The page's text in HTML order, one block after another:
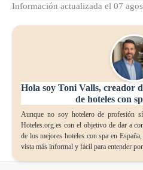
Información actualizada el 07
Hola soy Toni Valls, creador
de hoteles con
Aunque no soy hotelero de profesión
Hoteles.org.es con el objetivo de dar a
de los mejores hoteles con spa en
vista más informal y fácil para entender